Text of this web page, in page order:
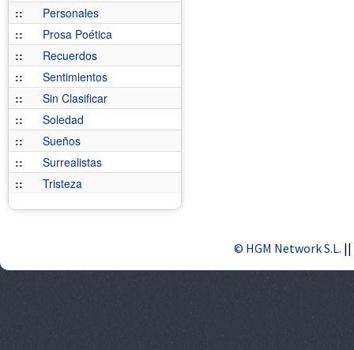
::
Personales
::
Prosa Poética
::
Recuerdos
::
Sentimientos
::
Sin Clasificar
::
Soledad
::
Sueños
::
Surrealistas
::
Tristeza
© HGM Network S.L. ||